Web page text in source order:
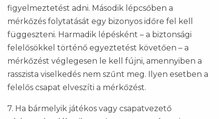
figyelmeztetést adni. Második lépcsőben a
mérkőzés folytatását egy bizonyos időre fel kell
függeszteni. Harmadik lépésként – a biztonsági
felelősökkel történő egyeztetést követően – a
mérkőzést véglegesen le kell fújni, amennyiben a
rasszista viselkedés nem szűnt meg. Ilyen esetben a
felelős csapat elveszíti a mérkőzést.
7. Ha bármelyik játékos vagy csapatvezető